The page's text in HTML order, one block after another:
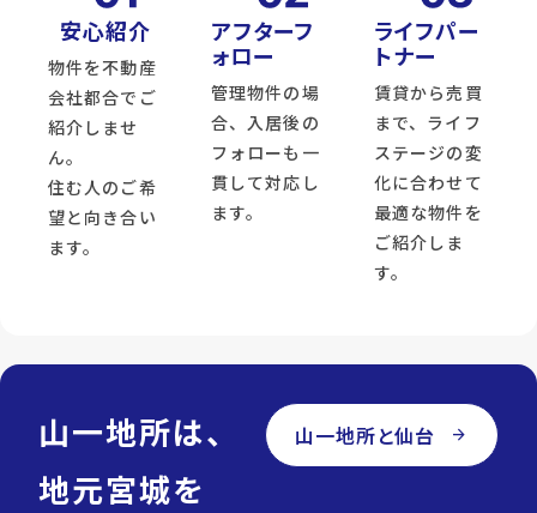
安心紹介
物件を不動産
会社都合でご
紹介しませ
ん。
住む人のご希
望と向き合い
ます。
アフターフ
ォロー
管理物件の場
合、入居後の
フォローも一
貫して対応し
ます。
ライフパー
トナー
賃貸から売買
まで、ライフ
ステージの変
化に合わせて
最適な物件を
ご紹介しま
す。
山一地所は、
地元宮城を
山一地所と仙台 arrow_forward